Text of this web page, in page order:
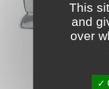
This
and
over